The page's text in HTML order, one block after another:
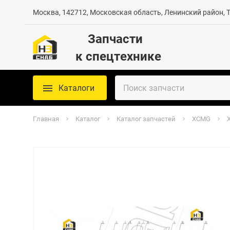
Москва, 142712, Московская область, Ленинский район,
Запчасти
к спецтехнике
Каталоги
Главная Каталог Каталог запчастей XCMG